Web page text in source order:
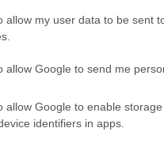
allow my user data to be sent
allow Google to send me
allow Google to enable
identifiers in apps.